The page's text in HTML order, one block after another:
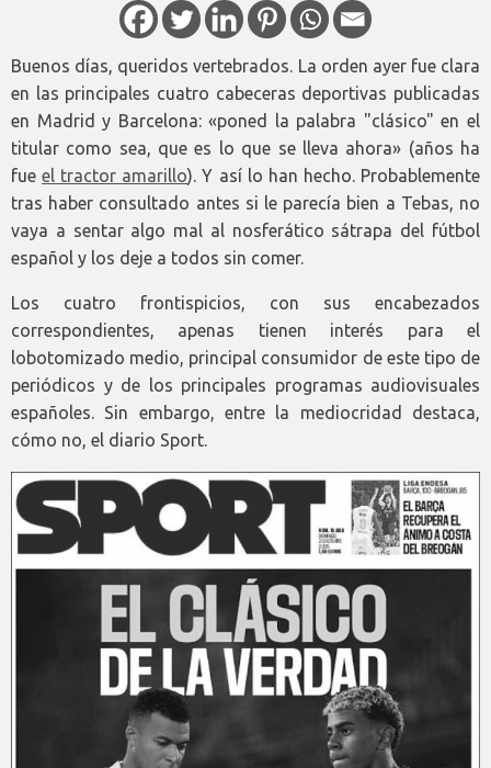
Buenos días, queridos vertebrados. La orden ayer fue clara
en las principales cuatro cabeceras deportivas publicadas
en Madrid y Barcelona: «poned la palabra "clásico" en el
titular como sea, que es lo que se lleva ahora» (años ha
fueel tractor amarillo). Y así lo han hecho. Probablemente
tras haber consultado antes si le parecía bien a Tebas, no
vaya a sentar algo mal al nosferático sátrapa del fútbol
español y los deje a todos sin comer.
Los cuatro frontispicios, con sus encabezados
correspondientes, apenas tienen interés para el
lobotomizado medio, principal consumidor de este tipo de
periódicos y de los principales programas audiovisuales
españoles. Sin embargo, entre la mediocridad destaca,
cómo no, el diario Sport.